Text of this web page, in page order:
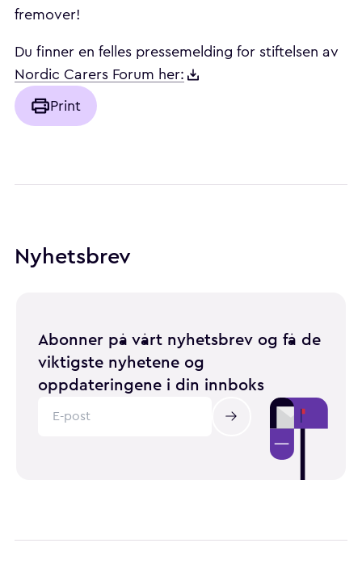
fremover!
Du finner en felles pressemelding for stiftelsen av
Nordic Carers Forum her:
Print
Nyhetsbrev
Abonner på vårt nyhetsbrev og få de
viktigste nyhetene og
oppdateringene i din innboks